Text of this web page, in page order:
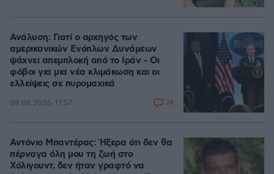
Ανάλυση: Γιατί ο αρχηγός των
αμερικανικών Ενόπλων Δυνάμεων
ψάχνει απεμπλοκή από το Ιράν - Οι
φόβοι για μια νέα κλιμάκωση και οι
ελλείψεις σε πυρομαχικά
08.08.2026, 17:57 74
Αντόνιο Μπαντέρας: Ήξερα ότι δεν θα
πέρναγα όλη μου τη ζωή στο
Χόλιγουντ, δεν ήταν γραφτό να